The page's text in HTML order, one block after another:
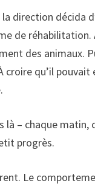
direction décida
de réhabilitation.
des animaux.
croire qu’il
là – chaque matin,
progrès.
Le